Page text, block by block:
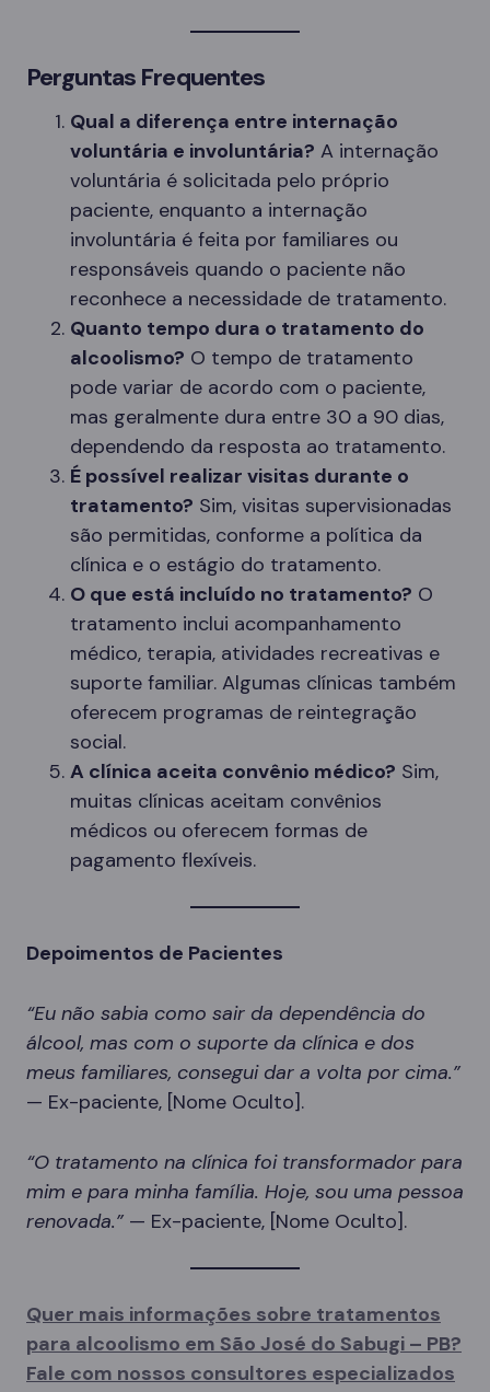
Perguntas Frequentes
Qual a diferença entre internação
voluntária e involuntária? A internação
voluntária é solicitada pelo próprio
paciente, enquanto a internação
involuntária é feita por familiares ou
responsáveis quando o paciente não
reconhece a necessidade de tratamento.
Quanto tempo dura o tratamento do
alcoolismo? O tempo de tratamento
pode variar de acordo com o paciente,
mas geralmente dura entre 30 a 90 dias,
dependendo da resposta ao tratamento.
É possível realizar visitas durante o
tratamento? Sim, visitas supervisionadas
são permitidas, conforme a política da
clínica e o estágio do tratamento.
O que está incluído no tratamento? O
tratamento inclui acompanhamento
médico, terapia, atividades recreativas e
suporte familiar. Algumas clínicas também
oferecem programas de reintegração
social.
A clínica aceita convênio médico? Sim,
muitas clínicas aceitam convênios
médicos ou oferecem formas de
pagamento flexíveis.
Depoimentos de Pacientes
“Eu não sabia como sair da dependência do
álcool, mas com o suporte da clínica e dos
meus familiares, consegui dar a volta por cima.”
— Ex-paciente, [Nome Oculto].
“O tratamento na clínica foi transformador para
mim e para minha família. Hoje, sou uma pessoa
renovada.” — Ex-paciente, [Nome Oculto].
Quer mais informações sobre tratamentos
para alcoolismo em São José do Sabugi – PB?
Fale com nossos consultores especializados